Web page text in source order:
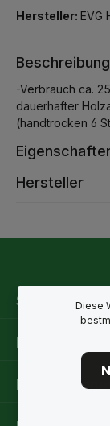
Hersteller: EVG
Beschreibung
-Verbrauch ca.
dauerhafter
(handtrocken 6
Hersteller
Service-
Rechtliche
Informationen
Diese